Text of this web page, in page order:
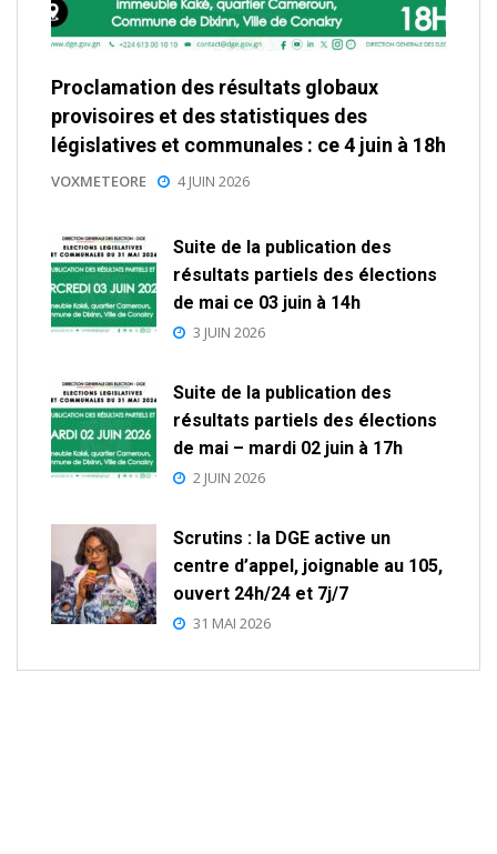
Proclamation des résultats globaux
provisoires et des statistiques des
législatives et communales : ce 4 juin à 18h
VOXMETEORE 4 JUIN 2026
Suite de la publication des
résultats partiels des élections
de mai ce 03 juin à 14h
3 JUIN 2026
Suite de la publication des
résultats partiels des élections
de mai – mardi 02 juin à 17h
2 JUIN 2026
Scrutins : la DGE active un
centre d’appel, joignable au 105,
ouvert 24h/24 et 7j/7
31 MAI 2026